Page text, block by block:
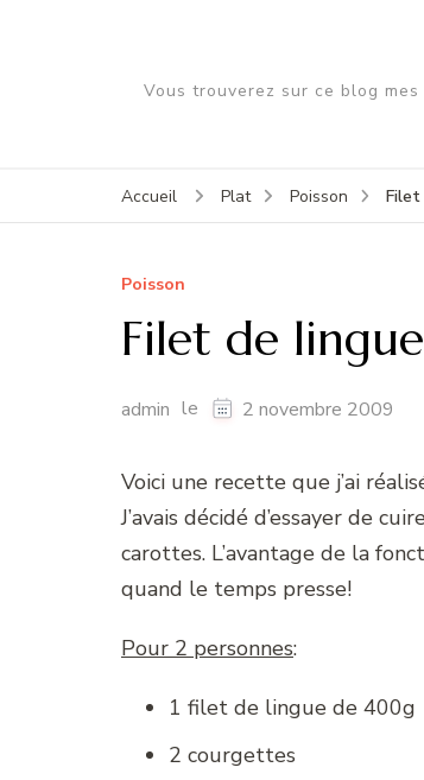
Vous trouverez sur ce blog
Accueil Plat Poisson Filet
Poisson
Filet de
admin le 2 novembre 2009
Voici une recette que j’ai
J’avais décidé d’essayer de
carottes. L’avantage de la
quand le temps presse!
Pour 2 personnes:
1 filet de lingue de 400g
2 courgettes